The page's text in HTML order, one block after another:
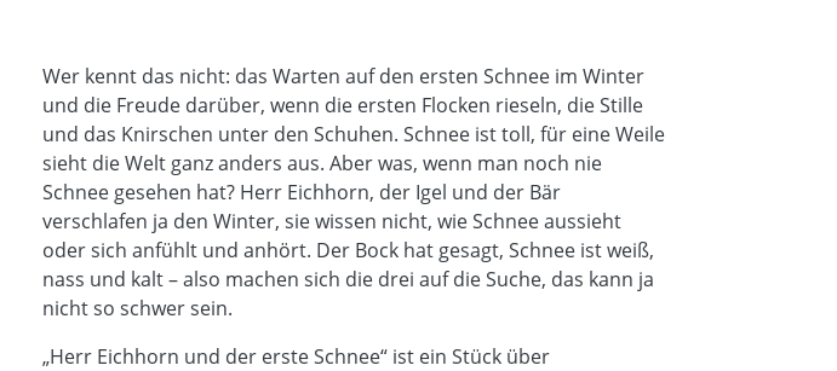
Wer kennt das nicht: das Warten auf den ersten Schnee im Winter
und die Freude darüber, wenn die ersten Flocken rieseln, die Stille
und das Knirschen unter den Schuhen. Schnee ist toll, für eine Weile
sieht die Welt ganz anders aus. Aber was, wenn man noch nie
Schnee gesehen hat? Herr Eichhorn, der Igel und der Bär
verschlafen ja den Winter, sie wissen nicht, wie Schnee aussieht
oder sich anfühlt und anhört. Der Bock hat gesagt, Schnee ist weiß,
nass und kalt – also machen sich die drei auf die Suche, das kann ja
nicht so schwer sein.
„Herr Eichhorn und der erste Schnee“ ist ein Stück über